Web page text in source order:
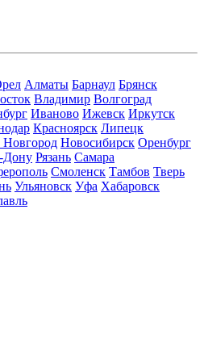
Алматы Барнаул Брянск
Владимир Волгоград
Иваново Ижевск Иркутск
Красноярск Липецк
Новосибирск Оренбург
Дону Рязань Самара
Смоленск Тамбов Тверь
Ульяновск Уфа Хабаровск